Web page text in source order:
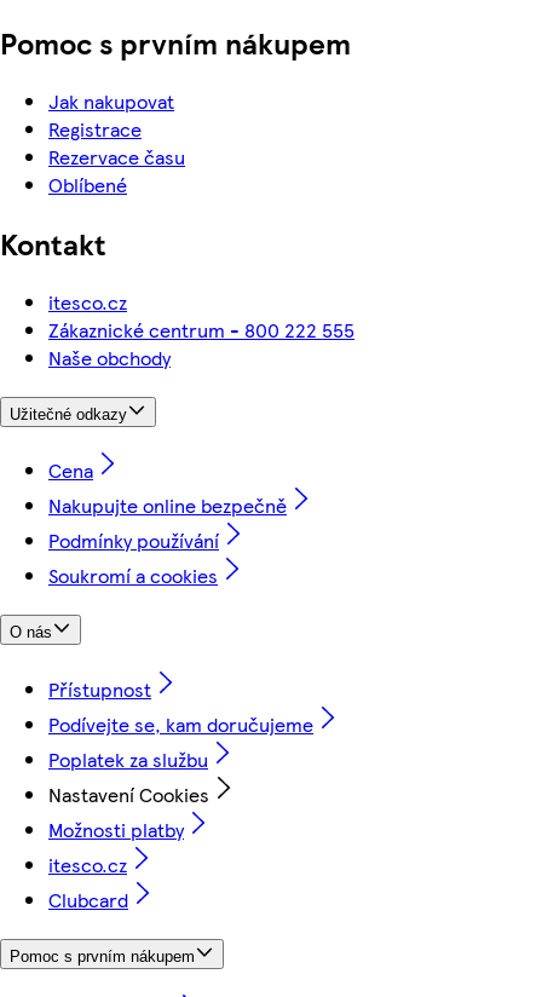
Pomoc s prvním nákupem
Jak nakupovat
Registrace
Rezervace času
Oblíbené
Kontakt
itesco.cz
Zákaznické centrum - 800 222 555
Naše obchody
Užitečné odkazy
Cena
Nakupujte online bezpečně
Podmínky používání
Soukromí a cookies
O nás
Přístupnost
Podívejte se, kam doručujeme
Poplatek za službu
Nastavení Cookies
Možnosti platby
itesco.cz
Clubcard
Pomoc s prvním nákupem